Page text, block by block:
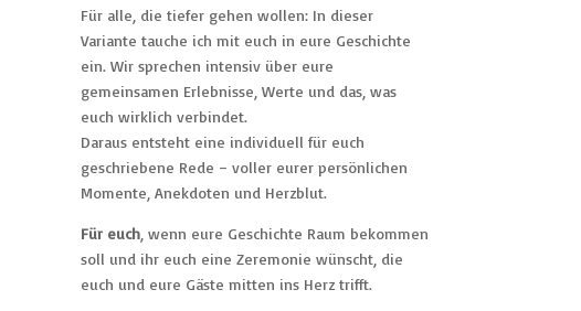
Für alle, die tiefer gehen wollen: In dieser
Variante tauche ich mit euch in eure Geschichte
ein. Wir sprechen intensiv über eure
gemeinsamen Erlebnisse, Werte und das, was
euch wirklich verbindet.
Daraus entsteht eine individuell für euch
geschriebene Rede – voller eurer persönlichen
Momente, Anekdoten und Herzblut.
Für euch, wenn eure Geschichte Raum bekommen
soll und ihr euch eine Zeremonie wünscht, die
euch und eure Gäste mitten ins Herz trifft.